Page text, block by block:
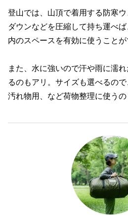
登山では、山頂で着用する防寒
ダウンなどを圧縮して持ち運べ
内のスペースを有効に使うことが
また、水に強いので汗や雨に濡
るのもアリ。サイズも選べるので
汚れ物用、など荷物整理に使うの